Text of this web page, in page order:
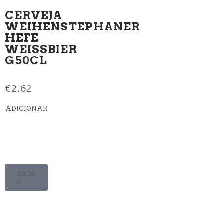
CERVEJA
WEIHENSTEPHANER
HEFE
WEISSBIER
G50CL
€2.62
ADICIONAR
€0.00
0